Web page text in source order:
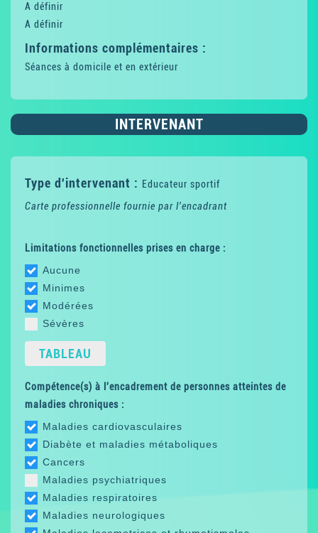
A définir
A définir
Informations complémentaires :
Séances à domicile et en extérieur
INTERVENANT
Type d'intervenant : Educateur sportif
Carte professionnelle fournie par l'encadrant
Limitations fonctionnelles prises en charge :
Aucune
Minimes
Modérées
Sévères
TABLEAU
Compétence(s) à l'encadrement de personnes atteintes de
maladies chroniques :
Maladies cardiovasculaires
Diabète et maladies métaboliques
Cancers
Maladies psychiatriques
Maladies respiratoires
Maladies neurologiques